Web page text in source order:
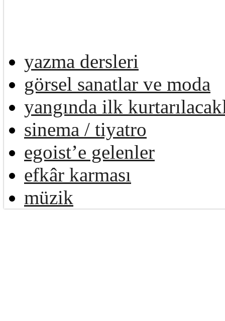
yazma dersleri
görsel sanatlar ve moda
yangında ilk
sinema / tiyatro
egoist’e gelenler
efkâr karması
müzik